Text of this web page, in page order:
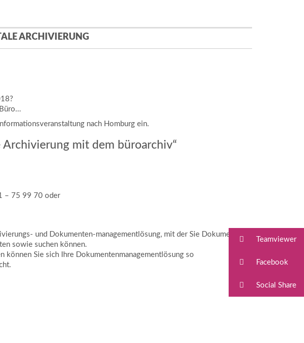
ARCHIVIERUNG
nach Homburg ein.
mit dem büroarchiv“
– 75 99 70 oder
und Dokumenten-managementlösung, mit der Sie Dokumente,
sowie suchen können.
können Sie sich Ihre Dokumentenmanagementlösung so
Teamviewer
Facebook
Social Share